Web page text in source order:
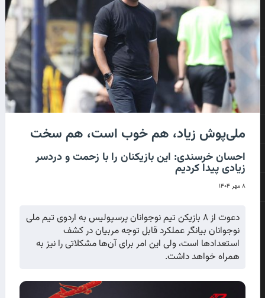
ملی‌پوش زیاد، هم خوب است، هم سخت
احسان خرسندی: این بازیکنان را با زحمت و دردسر
زیادی پیدا کردیم
۸ مهر ۱۴۰۴
دعوت از ۸ بازیکن تیم نوجوانان پرسپولیس به اردوی تیم ملی
نوجوانان بیانگر عملکرد قابل توجه مربیان در کشف
استعدادها است، ولی این امر برای آن‌ها مشکلاتی را نیز به
همراه خواهد داشت.